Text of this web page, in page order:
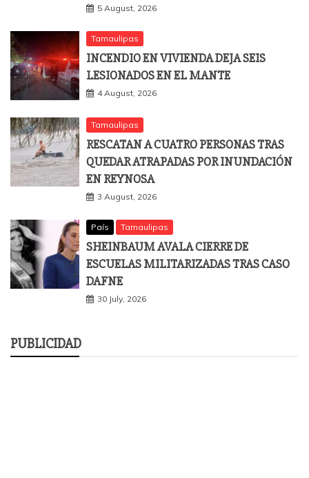
5 August, 2026
Tamaulipas
INCENDIO EN VIVIENDA DEJA SEIS
LESIONADOS EN EL MANTE
4 August, 2026
Tamaulipas
RESCATAN A CUATRO PERSONAS TRAS
QUEDAR ATRAPADAS POR INUNDACIÓN
EN REYNOSA
3 August, 2026
País Tamaulipas
SHEINBAUM AVALA CIERRE DE
ESCUELAS MILITARIZADAS TRAS CASO
DAFNE
30 July, 2026
PUBLICIDAD